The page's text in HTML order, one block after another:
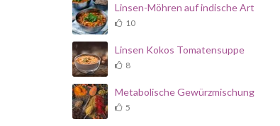
Linsen-Möhren auf indische Art
10
Linsen Kokos Tomatensuppe
8
Metabolische Gewürzmischung
5